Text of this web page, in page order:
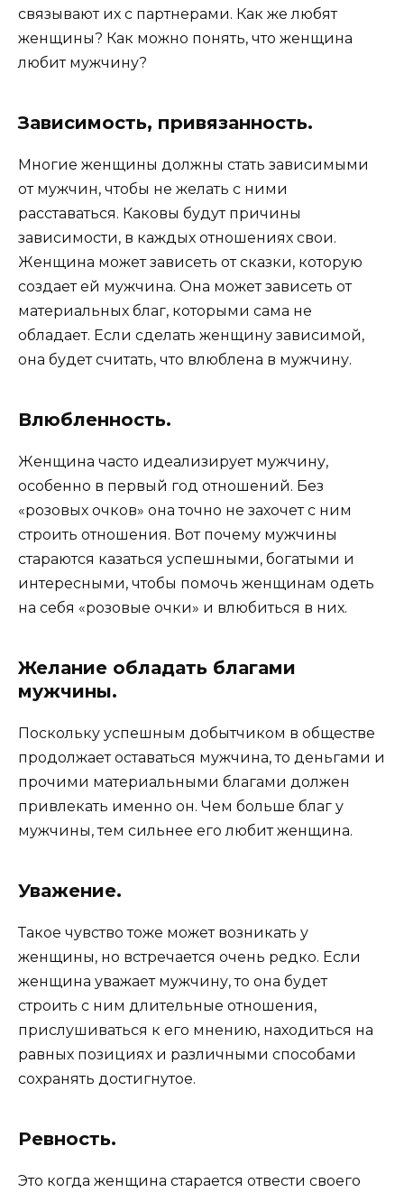
связывают их с партнерами. Как же любят
женщины? Как можно понять, что женщина
любит мужчину?
Зависимость, привязанность.
Многие женщины должны стать зависимыми
от мужчин, чтобы не желать с ними
расставаться. Каковы будут причины
зависимости, в каждых отношениях свои.
Женщина может зависеть от сказки, которую
создает ей мужчина. Она может зависеть от
материальных благ, которыми сама не
обладает. Если сделать женщину зависимой,
она будет считать, что влюблена в мужчину.
Влюбленность.
Женщина часто идеализирует мужчину,
особенно в первый год отношений. Без
«розовых очков» она точно не захочет с ним
строить отношения. Вот почему мужчины
стараются казаться успешными, богатыми и
интересными, чтобы помочь женщинам одеть
на себя «розовые очки» и влюбиться в них.
Желание обладать благами
мужчины.
Поскольку успешным добытчиком в обществе
продолжает оставаться мужчина, то деньгами и
прочими материальными благами должен
привлекать именно он. Чем больше благ у
мужчины, тем сильнее его любит женщина.
Уважение.
Такое чувство тоже может возникать у
женщины, но встречается очень редко. Если
женщина уважает мужчину, то она будет
строить с ним длительные отношения,
прислушиваться к его мнению, находиться на
равных позициях и различными способами
сохранять достигнутое.
Ревность.
Это когда женщина старается отвести своего